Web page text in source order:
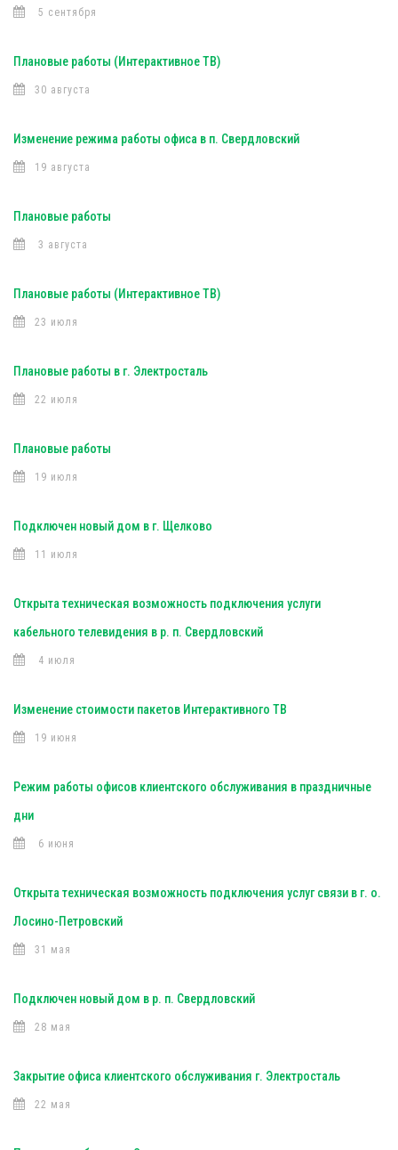
5 сентября
Плановые работы (Интерактивное ТВ)
30 августа
Изменение режима работы офиса в п. Свердловский
19 августа
Плановые работы
3 августа
Плановые работы (Интерактивное ТВ)
23 июля
Плановые работы в г. Электросталь
22 июля
Плановые работы
19 июля
Подключен новый дом в г. Щелково
11 июля
Открыта техническая возможность подключения услуги
кабельного телевидения в р. п. Свердловский
4 июля
Изменение стоимости пакетов Интерактивного ТВ
19 июня
Режим работы офисов клиентского обслуживания в праздничные
дни
6 июня
Открыта техническая возможность подключения услуг связи в г. о.
Лосино-Петровский
31 мая
Подключен новый дом в р. п. Свердловский
28 мая
Закрытие офиса клиентского обслуживания г. Электросталь
22 мая